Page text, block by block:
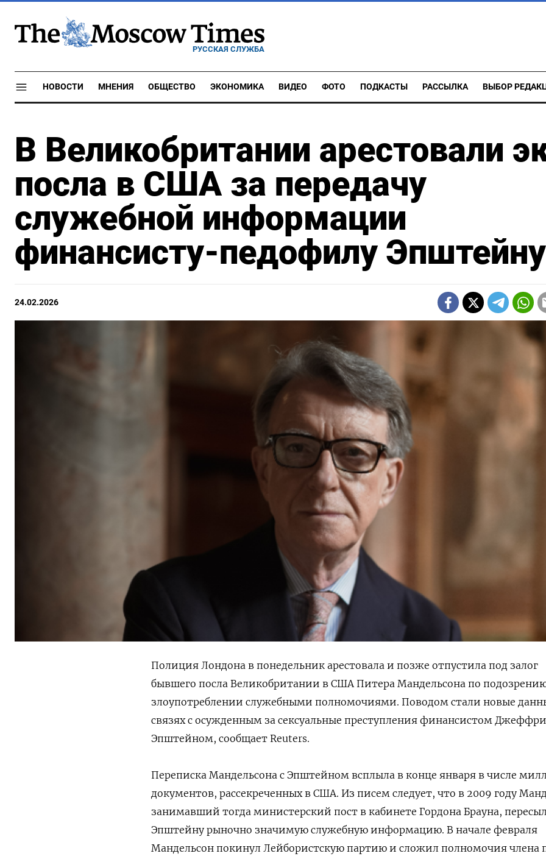
РУССКАЯ СЛУЖБА
НОВОСТИ МНЕНИЯ ОБЩЕСТВО ЭКОНОМИКА ВИДЕО ФОТО ПОДКАСТЫ РАССЫЛКА ВЫБОР
В Великобритании арестовали
посла в США за передачу
служебной информации
финансисту-педофилу Эпштейну
24.02.2026
Полиция Лондона в понедельник арестовала и позже отпустила под залог
бывшего посла Великобритании в США Питера Мандельсона по
злоупотреблении служебными полномочиями. Поводом стали новые
связях с осужденным за сексуальные преступления финансистом Джеффри
Эпштейном, сообщает Reuters.
Переписка Мандельсона с Эпштейном всплыла в конце января в числе
документов, рассекреченных в США. Из писем следует, что в 2009 году
занимавший тогда министерский пост в кабинете Гордона Брауна,
Эпштейну рыночно значимую служебную информацию. В начале февраля
Мандельсон покинул Лейбористскую партию и сложил полномочия члена